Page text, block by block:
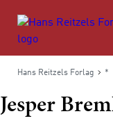
Hans Reitzels Forlag *
Jesper